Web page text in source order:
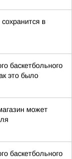
в
баскетбольного
это было
может
баскетбольного